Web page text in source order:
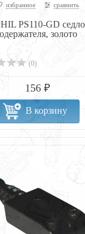
избранное сравнить
PS110-GD седло
золото
(0)
156 ₽
В корзину